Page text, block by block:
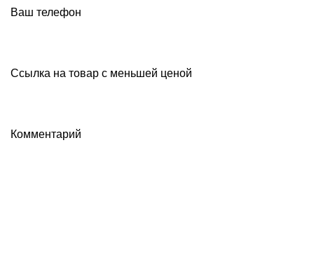
Ваш телефон
Ссылка на товар с меньшей ценой
Комментарий